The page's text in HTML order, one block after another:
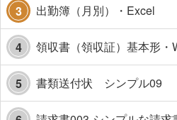
3 出勤簿（月別）・Excel
4 領収書（領収証）基本形・
5 書類送付状 シンプル09